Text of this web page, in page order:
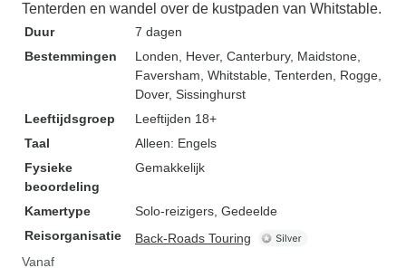
Tenterden en wandel over de kustpaden van Whitstable.
Duur
7 dagen
Bestemmingen
Londen , Hever, Canterbury, Maidstone
Faversham , Whitstable , Tenterden , Rogge
Dover, Sissinghurst
Leeftijdsgroep
Leeftijden 18+
Taal
Alleen: Engels
Fysieke
beoordeling
Gemakkelijk
Kamertype
Solo-reizigers, Gedeelde
Reisorganisatie
Back-Roads Touring
Vanaf